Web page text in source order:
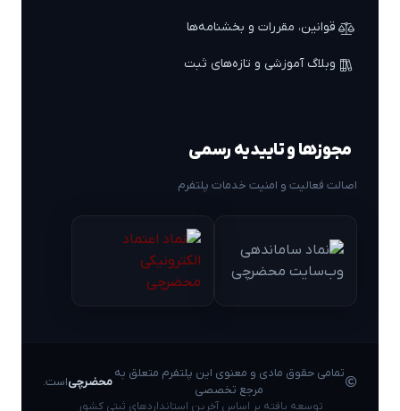
قوانین، مقررات و بخشنامه‌ها
وبلاگ آموزشی و تازه‌های ثبت
مجوزها و تاییدیه رسمی
اصالت فعالیت و امنیت خدمات پلتفرم
تمامی حقوق مادی و معنوی این پلتفرم متعلق به
مرجع تخصصی
محضرچیاست.
توسعه یافته بر اساس آخرین استانداردهای ثبتی کشور